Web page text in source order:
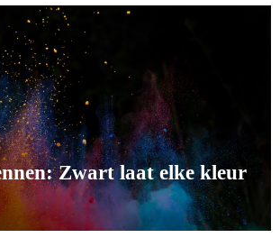
Zwart laat elke kleur